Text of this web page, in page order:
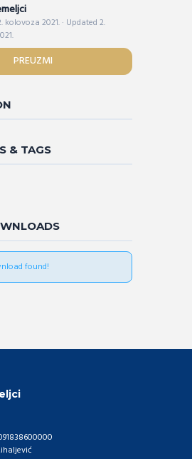
kolovoza 2021. · Updated 2.
PREUZMI
& TAGS
found!